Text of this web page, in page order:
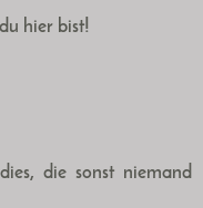
hier bist!
die sonst niemand